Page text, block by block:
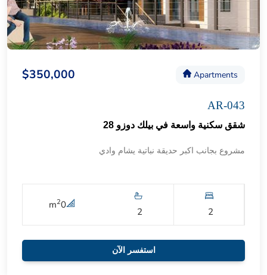
Apartments
$350,000
AR-043
شقق سكنية واسعة في بيلك دوزو 28
مشروع بجانب اكبر حديقة نباتية يشام وادي
2
2
0
m2
استفسر الآن